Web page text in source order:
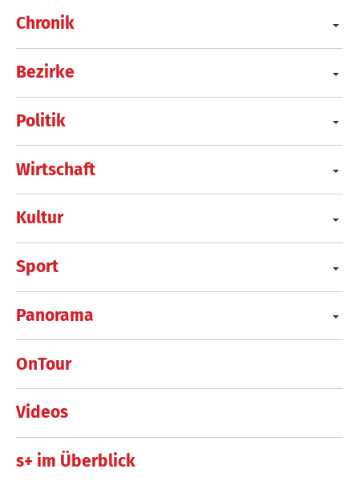
Chronik
Bezirke
Politik
Wirtschaft
Kultur
Sport
Panorama
OnTour
Videos
s+ im Überblick